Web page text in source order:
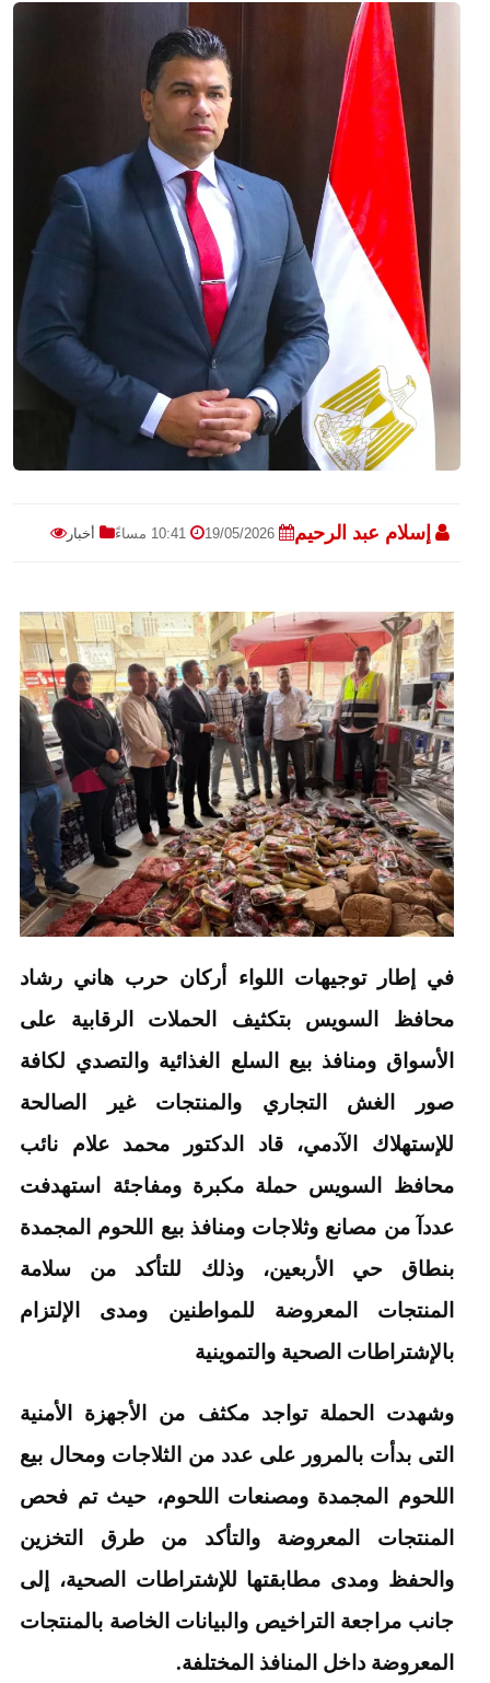
إسلام عبد الرحيم 19/05/2026 أخبار
في إطار توجيهات اللواء أركان حرب هاني رشاد
محافظ السويس بتكثيف الحملات الرقابية على
الأسواق ومنافذ بيع السلع الغذائية والتصدي لكافة
صور الغش التجاري والمنتجات غير الصالحة
للإستهلاك الآدمي، قاد الدكتور محمد علام نائب
محافظ السويس حملة مكبرة ومفاجئة استهدفت
عددآ من مصانع وثلاجات ومنافذ بيع اللحوم المجمدة
بنطاق حي الأربعين، وذلك للتأكد من سلامة
المنتجات المعروضة للمواطنين ومدى الإلتزام
بالإشتراطات الصحية والتموينية
وشهدت الحملة تواجد مكثف من الأجهزة الأمنية
التى بدأت بالمرور على عدد من الثلاجات ومحال بيع
اللحوم المجمدة ومصنعات اللحوم، حيث تم فحص
المنتجات المعروضة والتأكد من طرق التخزين
والحفظ ومدى مطابقتها للإشتراطات الصحية، إلى
جانب مراجعة التراخيص والبيانات الخاصة بالمنتجات
المعروضة داخل المنافذ المختلفة.